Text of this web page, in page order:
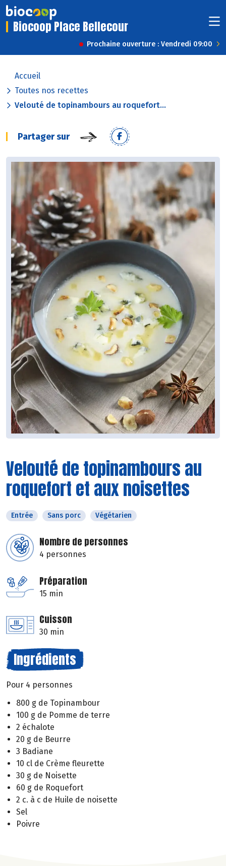
Biocoop Place Bellecour
Prochaine ouverture : Vendredi 09:00
Accueil
Toutes nos recettes
Velouté de topinambours au roquefort...
Partager sur
Velouté de topinambours au
roquefort et aux noisettes
Entrée Sans porc Végétarien
Nombre de personnes
4 personnes
Préparation
15 min
Cuisson
30 min
Ingrédients
Pour 4 personnes
800 g de Topinambour
100 g de Pomme de terre
2 échalote
20 g de Beurre
3 Badiane
10 cl de Crème fleurette
30 g de Noisette
60 g de Roquefort
2 c. à c de Huile de noisette
Sel
Poivre